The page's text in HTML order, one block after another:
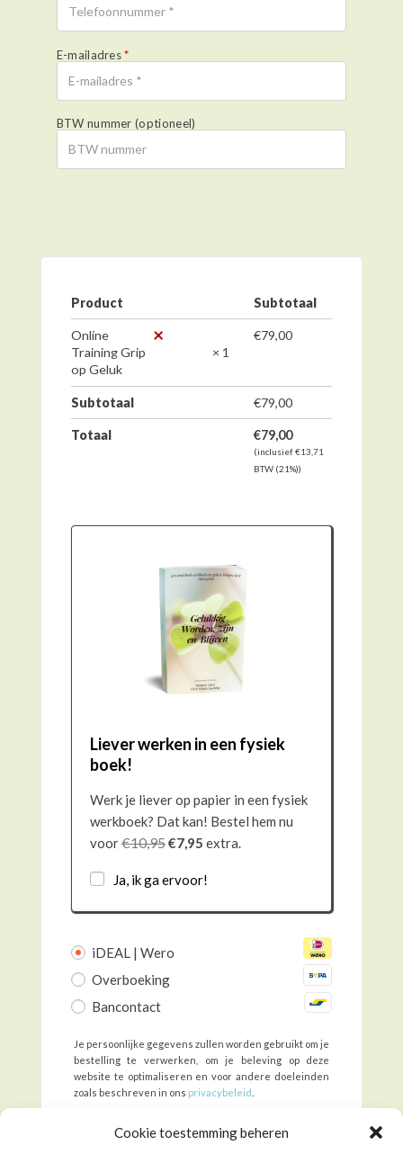
Cookie toestemming beheren
E-mailadres*
BTW nummer(optioneel)
Product Subtotaal
×
Online
Training Grip
op Geluk
× 1
€79,00
Subtotaal €79,00
Totaal €79,00
(inclusief€13,71
BTW (21%))
Liever werken in een fysiek
boek!
Werk je liever op papier in een fysiek
werkboek? Dat kan! Bestel hem nu
voor€10,95€7,95 extra.
Ja, ik ga ervoor!
iDEAL | Wero
Overboeking
Bancontact
Je persoonlijke gegevens zullen worden gebruikt om je
bestelling te verwerken, om je beleving op deze
website te optimaliseren en voor andere doeleinden
zoals beschreven in ons privacybeleid
Ik heb dealgemene voorwaardenvan de